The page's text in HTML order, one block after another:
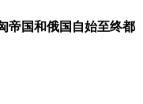
帝国和俄国自始至终都